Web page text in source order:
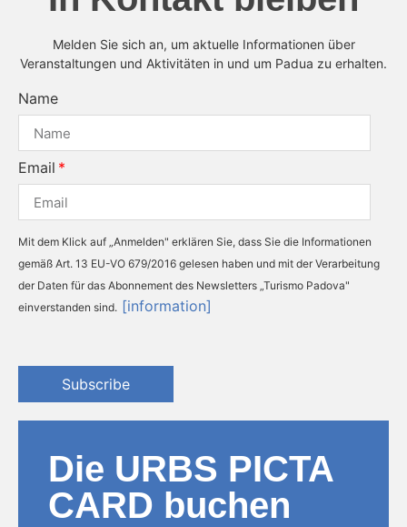
Melden Sie sich an, um aktuelle Informationen über
Veranstaltungen und Aktivitäten in und um Padua zu erhalten.
Name
Email
Mit dem Klick auf „Anmelden" erklären Sie, dass Sie die Informationen
gemäß Art. 13 EU-VO 679/2016 gelesen haben und mit der Verarbeitung
der Daten für das Abonnement des Newsletters „Turismo Padova"
einverstanden sind. [information]
Subscribe
Die URBS PICTA
CARD buchen